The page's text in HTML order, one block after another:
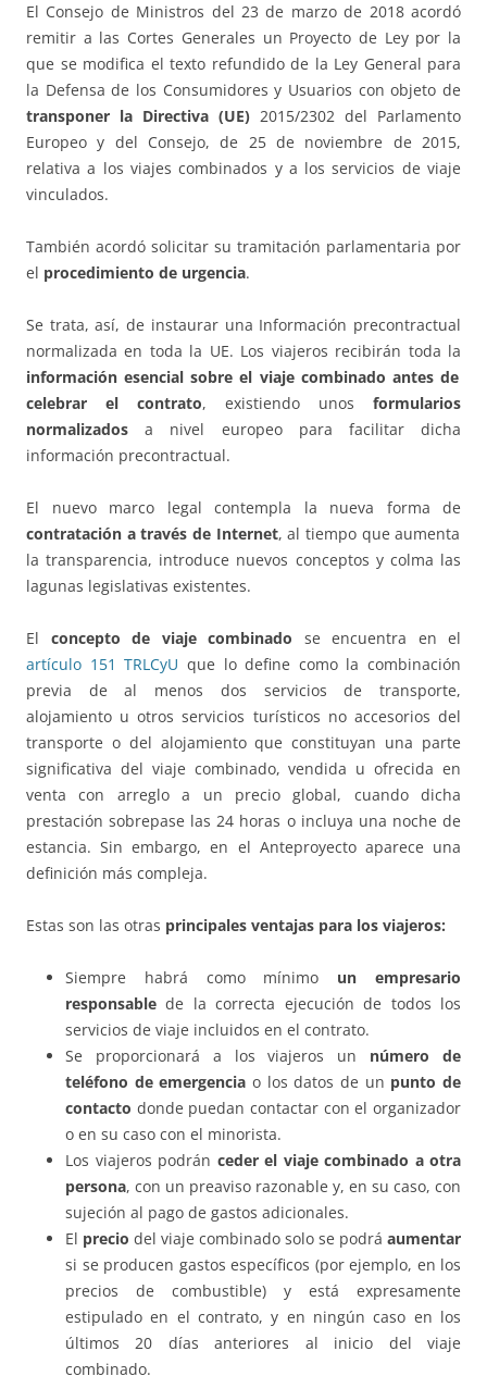
El Consejo de Ministros del 23 de marzo de 2018 acordó
remitir a las Cortes Generales un Proyecto de Ley por la
que se modifica el texto refundido de la Ley General para
la Defensa de los Consumidores y Usuarios con objeto de
transponer la Directiva (UE) 2015/2302 del Parlamento
Europeo y del Consejo, de 25 de noviembre de 2015,
relativa a los viajes combinados y a los servicios de viaje
vinculados.
También acordó solicitar su tramitación parlamentaria por
el procedimiento de urgencia.
Se trata, así, de instaurar una Información precontractual
normalizada en toda la UE. Los viajeros recibirán toda la
información esencial sobre el viaje combinado antes de
celebrar el contrato, existiendo unos formularios
normalizados a nivel europeo para facilitar dicha
información precontractual.
El nuevo marco legal contempla la nueva forma de
contratación a través de Internet, al tiempo que aumenta
la transparencia, introduce nuevos conceptos y colma las
lagunas legislativas existentes.
El concepto de viaje combinado se encuentra en el
artículo 151 TRLCyU que lo define como la combinación
previa de al menos dos servicios de transporte,
alojamiento u otros servicios turísticos no accesorios del
transporte o del alojamiento que constituyan una parte
significativa del viaje combinado, vendida u ofrecida en
venta con arreglo a un precio global, cuando dicha
prestación sobrepase las 24 horas o incluya una noche de
estancia. Sin embargo, en el Anteproyecto aparece una
definición más compleja.
Estas son las otras principales ventajas para los viajeros:
Siempre habrá como mínimo un empresario
responsable de la correcta ejecución de todos los
servicios de viaje incluidos en el contrato.
Se proporcionará a los viajeros un número de
teléfono de emergencia o los datos de un punto de
contacto donde puedan contactar con el organizador
o en su caso con el minorista.
Los viajeros podrán ceder el viaje combinado a otra
persona, con un preaviso razonable y, en su caso, con
sujeción al pago de gastos adicionales.
El precio del viaje combinado solo se podrá aumentar
si se producen gastos específicos (por ejemplo, en los
precios de combustible) y está expresamente
estipulado en el contrato, y en ningún caso en los
últimos 20 días anteriores al inicio del viaje
combinado.